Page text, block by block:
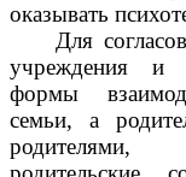
оказывать
Для
учреждения и
формы
семьи, а
родителями,